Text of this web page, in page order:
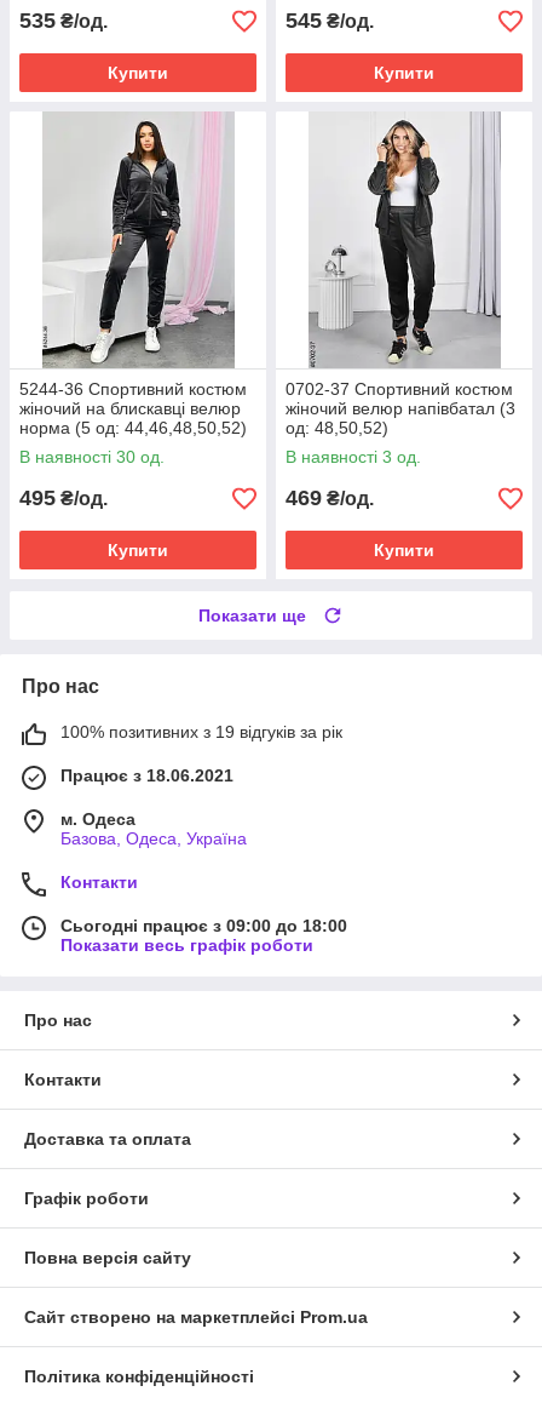
535 ₴/од.
Купити
545 ₴/од.
Купити
5244-36 Спортивний костюм
жіночий на блискавці велюр
норма (5 од: 44,46,48,50,52)
В наявності 30 од.
495 ₴/од.
Купити
0702-37 Спортивний костюм
жіночий велюр напівбатал (3
од: 48,50,52)
В наявності 3 од.
469 ₴/од.
Купити
Показати ще
Про нас
100% позитивних з 19 відгуків за рік
Працює з 18.06.2021
м. Одеса
Базова, Одеса, Україна
Контакти
Сьогодні працює з 09:00 до 18:00
Показати весь графік роботи
Про нас
Контакти
Доставка та оплата
Графік роботи
Повна версія сайту
Сайт створено на маркетплейсі Prom.ua
Політика конфіденційності